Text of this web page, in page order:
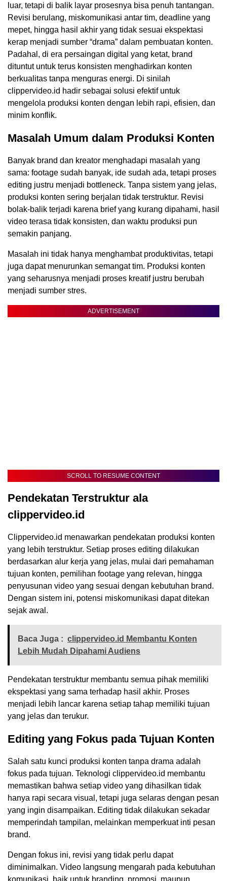
luar, tetapi di balik layar prosesnya bisa penuh tantangan.
Revisi berulang, miskomunikasi antar tim, deadline yang
mepet, hingga hasil akhir yang tidak sesuai ekspektasi
kerap menjadi sumber “drama” dalam pembuatan konten.
Padahal, di era persaingan digital yang ketat, brand
dituntut untuk terus konsisten menghadirkan konten
berkualitas tanpa menguras energi. Di sinilah
clippervideo.id hadir sebagai solusi efektif untuk
mengelola produksi konten dengan lebih rapi, efisien, dan
minim konflik.
Masalah Umum dalam Produksi Konten
Banyak brand dan kreator menghadapi masalah yang
sama: footage sudah banyak, ide sudah ada, tetapi proses
editing justru menjadi bottleneck. Tanpa sistem yang jelas,
produksi konten sering berjalan tidak terstruktur. Revisi
bolak-balik terjadi karena brief yang kurang dipahami, hasil
video terasa tidak konsisten, dan waktu produksi pun
semakin panjang.
Masalah ini tidak hanya menghambat produktivitas, tetapi
juga dapat menurunkan semangat tim. Produksi konten
yang seharusnya menjadi proses kreatif justru berubah
menjadi sumber stres.
ADVERTISEMENT
SCROLL TO RESUME CONTENT
Pendekatan Terstruktur ala
clippervideo.id
Clippervideo.id menawarkan pendekatan produksi konten
yang lebih terstruktur. Setiap proses editing dilakukan
berdasarkan alur kerja yang jelas, mulai dari pemahaman
tujuan konten, pemilihan footage yang relevan, hingga
penyusunan video yang sesuai dengan kebutuhan brand.
Dengan sistem ini, potensi miskomunikasi dapat ditekan
sejak awal.
Baca Juga : clippervideo.id Membantu Konten
Lebih Mudah Dipahami Audiens
Pendekatan terstruktur membantu semua pihak memiliki
ekspektasi yang sama terhadap hasil akhir. Proses
menjadi lebih lancar karena setiap tahap memiliki tujuan
yang jelas dan terukur.
Editing yang Fokus pada Tujuan Konten
Salah satu kunci produksi konten tanpa drama adalah
fokus pada tujuan. Teknologi clippervideo.id membantu
memastikan bahwa setiap video yang dihasilkan tidak
hanya rapi secara visual, tetapi juga selaras dengan pesan
yang ingin disampaikan. Editing tidak dilakukan sekadar
memperindah tampilan, melainkan memperkuat inti pesan
brand.
Dengan fokus ini, revisi yang tidak perlu dapat
diminimalkan. Video langsung mengarah pada kebutuhan